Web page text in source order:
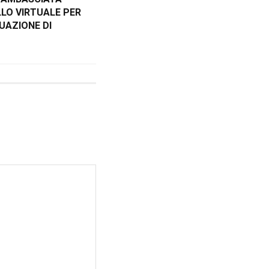
VIRTUALE PER
DI